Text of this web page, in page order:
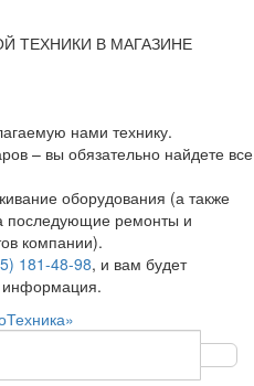
ТЕХНИКИ В МАГАЗИНЕ
нами технику.
– вы обязательно найдете все
оборудования (а также
последующие ремонты и
компании).
181-48-98, и вам будет
информация.